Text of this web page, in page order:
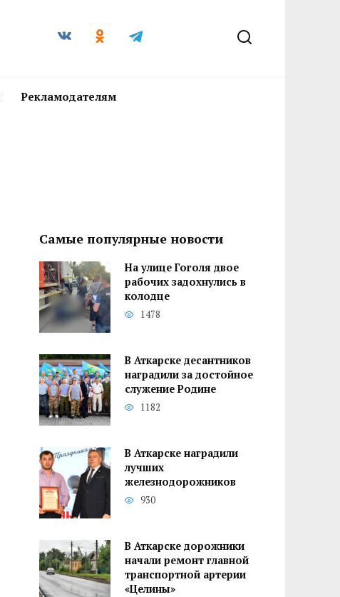
Рекламодателям
Самые популярные новости
На улице Гоголя двое
рабочих задохнулись в
колодце
1478
В Аткарске десантников
наградили за достойное
служение Родине
1182
В Аткарске наградили
лучших
железнодорожников
930
В Аткарске дорожники
начали ремонт главной
транспортной артерии
«Целины»